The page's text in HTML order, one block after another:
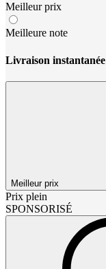
Meilleur prix
Meilleure note
Livraison instantanée
Meilleur prix
Prix plein
SPONSORISÉ